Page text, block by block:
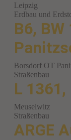
Leipzig
Erdbau und
B6,
Borsdorf OT
Straßenbau
L
Meuselwitz
Straßenbau
ARGE